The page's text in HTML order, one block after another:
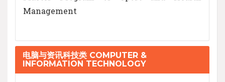
Management
电脑与资讯科技类 COMPUTER &
INFORMATION TECHNOLOGY